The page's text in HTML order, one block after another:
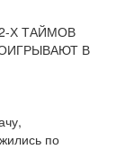
Х ТАЙМОВ
В
по